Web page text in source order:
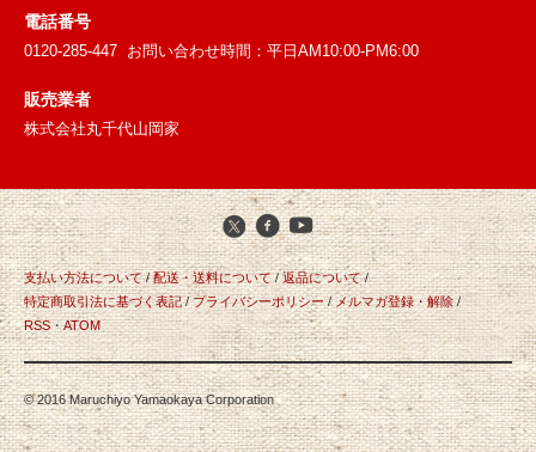
電話番号
0120-285-447 お問い合わせ時間：平日AM10:00-PM6:00
販売業者
株式会社丸千代山岡家
支払い方法について/ 配送・送料について/ 返品について/
特定商取引法に基づく表記/ プライバシーポリシー/ メルマガ登録・解除/
RSS・ATOM
© 2016 Maruchiyo Yamaokaya Corporation